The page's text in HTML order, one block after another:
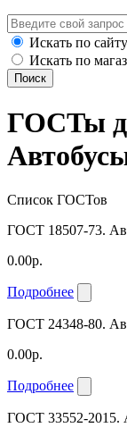
Искать по сайту
Искать по
Поиск
ГОСТы
Список ГОСТов
ГОСТ 18507-73.
0.00р.
Подробнее
ГОСТ 24348-80.
0.00р.
Подробнее
ГОСТ 33552-2015.